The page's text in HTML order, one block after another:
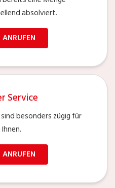
absolviert.
Service
besonders zügig für